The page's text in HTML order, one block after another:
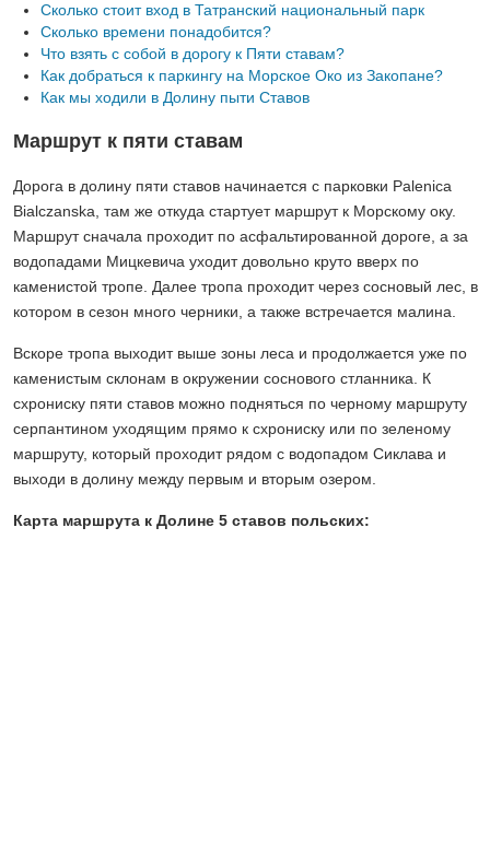
Сколько стоит вход в Татранский национальный парк
Сколько времени понадобится?
Что взять с собой в дорогу к Пяти ставам?
Как добраться к паркингу на Морское Око из Закопане?
Как мы ходили в Долину пыти Ставов
Маршрут к пяти ставам
Дорога в долину пяти ставов начинается с парковки Palenica
Bialczanska, там же откуда стартует маршрут к Морскому оку.
Маршрут сначала проходит по асфальтированной дороге, а за
водопадами Мицкевича уходит довольно круто вверх по
каменистой тропе. Далее тропа проходит через сосновый лес, в
котором в сезон много черники, а также встречается малина.
Вскоре тропа выходит выше зоны леса и продолжается уже по
каменистым склонам в окружении соснового стланника. К
схрониску пяти ставов можно подняться по черному маршруту
серпантином уходящим прямо к схрониску или по зеленому
маршруту, который проходит рядом с водопадом Сиклава и
выходи в долину между первым и вторым озером.
Карта маршрута к Долине 5 ставов польских: